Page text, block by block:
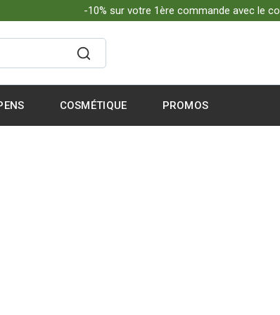
-10% sur votre 1ère commande avec le
COSMÉTIQUE PROMOS